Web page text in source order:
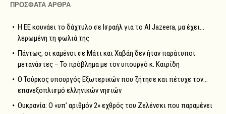
ΠΡΟΣΦΑΤΑ ΑΡΘΡΑ
Η ΕΕ κουνάει το δάχτυλο σε Ισραήλ για το Al Jazeera, μα έχει…
λερωμένη τη φωλιά της
Πάντως, οι καμένοι σε Μάτι και Χαβάη δεν ήταν παράτυποι
μετανάστες – Το πρόβλημα με τον υπουργό κ. Καιρίδη
Ο Τούρκος υπουργός Εξωτερικών που ζήτησε και πέτυχε τον…
επανεξοπλισμό ελληνικών νησιών
Ουκρανία: Ο «υπ’ αριθμόν 2» εχθρός του Ζελένσκι που παραμένει